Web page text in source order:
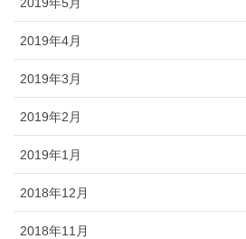
2019年4月
2019年3月
2019年2月
2019年1月
2018年12月
2018年11月